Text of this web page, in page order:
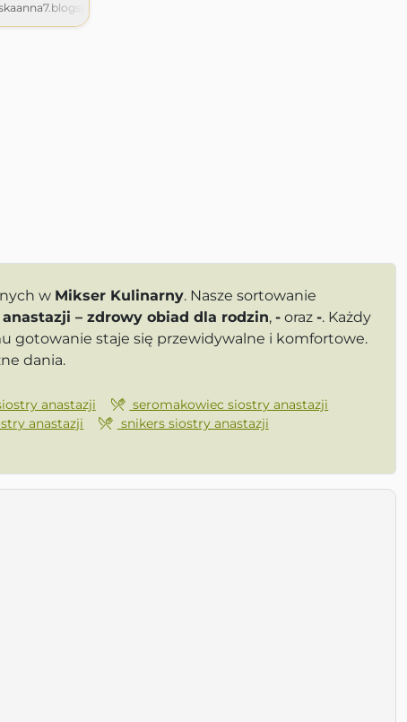
w Mikser Kulinarny. Nasze sortowanie
– zdrowy obiad dla rodzin, - oraz -. Każdy
gotowanie staje się przewidywalne i komfortowe.
dania.
anastazji
seromakowiec siostry anastazji
anastazji
snikers siostry anastazji